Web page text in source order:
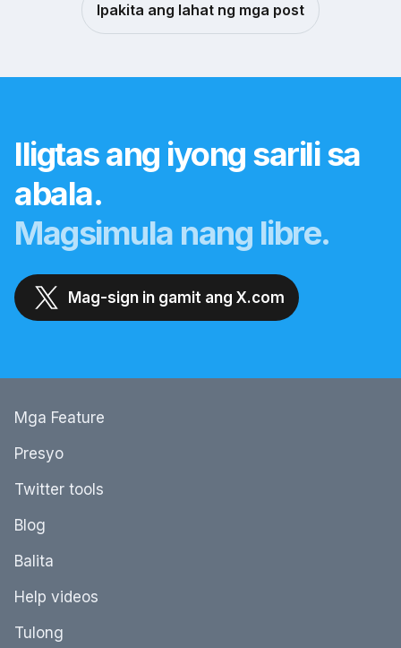
Ipakita ang lahat ng mga post
Iligtas ang iyong sarili sa
abala.
Magsimula nang libre.
Mag-sign in gamit ang X.com
Mga Feature
Presyo
Twitter tools
Blog
Balita
Help videos
Tulong